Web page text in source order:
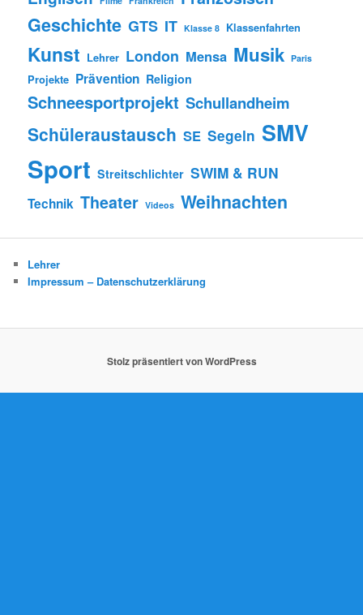
Geschichte GTS IT Klasse 8 Klassenfahrten
Kunst Lehrer London Mensa Musik Paris
Projekte Prävention Religion
Schneesportprojekt Schullandheim
Schüleraustausch SE Segeln SMV
Sport Streitschlichter SWIM & RUN
Technik Theater Videos Weihnachten
Lehrer
Impressum – Datenschutzerklärung
Stolz präsentiert von WordPress